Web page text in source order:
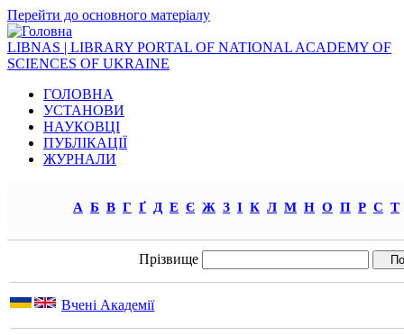
Перейти до основного матеріалу
LIBNAS | LIBRARY PORTAL OF NATIONAL ACADEMY OF
SCIENCES OF UKRAINE
ГОЛОВНА
УСТАНОВИ
НАУКОВЦІ
ПУБЛІКАЦІЇ
ЖУРНАЛИ
А Б В Г Ґ Д Е Є Ж З І К Л М Н О П Р С Т
Прізвище
Вчені Академії